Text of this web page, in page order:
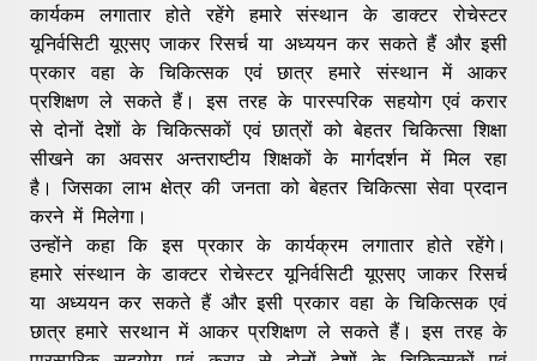
कार्यकम लगातार होते रहेंगे हमारे संस्थान के डाक्टर रोचेस्टर
यूनिर्वसिटी यूएसए जाकर रिसर्च या अध्ययन कर सकते हैं और इसी
प्रकार वहा के चिकित्सक एवं छात्र हमारे संस्थान में आकर
प्रशिक्षण ले सकते हैं। इस तरह के पारस्परिक सहयोग एवं करार
से दोनों देशों के चिकित्सकों एवं छात्रों को बेहतर चिकित्सा शिक्षा
सीखने का अवसर अन्तराष्टीय शिक्षकों के मार्गदर्शन में मिल रहा
है। जिसका लाभ क्षेत्र की जनता को बेहतर चिकित्सा सेवा प्रदान
करने में मिलेगा।
उन्होंने कहा कि इस प्रकार के कार्यक्रम लगातार होते रहेंगे।
हमारे संस्थान के डाक्टर रोचेस्टर यूनिर्वसिटी यूएसए जाकर रिसर्च
या अध्ययन कर सकते हैं और इसी प्रकार वहा के चिकित्सक एवं
छात्र हमारे सरथान में आकर प्रशिक्षण ले सकते हैं। इस तरह के